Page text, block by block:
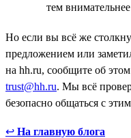
тем
Но если вы всё же
предложением или
на hh.ru, сообщите об
trust@hh.ru. Мы всё
безопасно общаться с
↩ На главную блога